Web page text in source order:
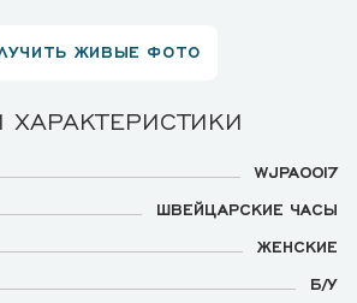
ЖИВЫЕ ФОТО
WJPA0017
ШВЕЙЦАРСКИЕ ЧАСЫ
ЖЕНСКИЕ
Б/У